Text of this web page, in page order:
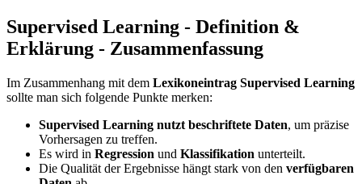
Supervised Learning - Definition &
Erklärung - Zusammenfassung
Im Zusammenhang mit dem Lexikoneintrag Supervised Learning
sollte man sich folgende Punkte merken:
Supervised Learning nutzt beschriftete Daten, um präzise
Vorhersagen zu treffen.
Es wird in Regression und Klassifikation unterteilt.
Die Qualität der Ergebnisse hängt stark von den verfügbaren